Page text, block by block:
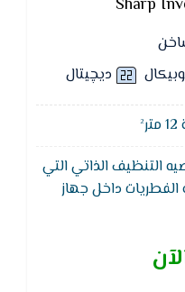
Sharp
ديچيتال
التنظيف الذاتي التي
داخل جهاز
يقوم الجهاز بضخ
هى اربعين دقيقة